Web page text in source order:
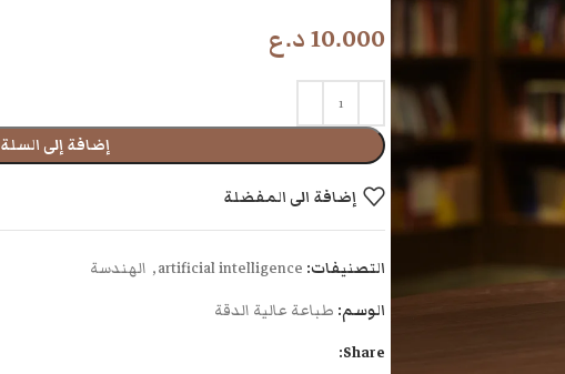
10.000د.ع
إضافة إلى السلة
إضافة الى المفضلة
التصنيفات: artificial intelligence
, الهندسة
الوسم: طباعة عالية الدقة
Share: